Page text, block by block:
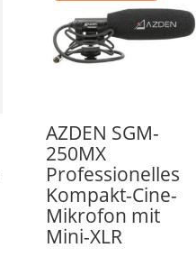
AZDEN SGM-
250MX
Professionelles
Kompakt-Cine-
Mikrofon mit
Mini-XLR